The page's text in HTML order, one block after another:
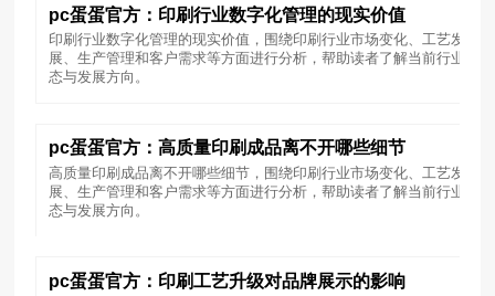
pc蛋蛋官方：印刷行业数字化管理的现实价值
印刷行业数字化管理的现实价值，围绕印刷行业市场变化、工艺发
展、生产管理和客户需求等方面进行分析，帮助读者了解当前行业动
态与发展方向。
pc蛋蛋官方：高质量印刷成品离不开哪些细节
高质量印刷成品离不开哪些细节，围绕印刷行业市场变化、工艺发
展、生产管理和客户需求等方面进行分析，帮助读者了解当前行业动
态与发展方向。
pc蛋蛋官方：印刷工艺升级对品牌展示的影响